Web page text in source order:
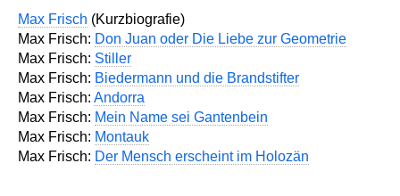
Max Frisch (Kurzbiografie)
Max Frisch: Don Juan oder Die Liebe zur Geometrie
Max Frisch: Stiller
Max Frisch: Biedermann und die Brandstifter
Max Frisch: Andorra
Max Frisch: Mein Name sei Gantenbein
Max Frisch: Montauk
Max Frisch: Der Mensch erscheint im Holozän